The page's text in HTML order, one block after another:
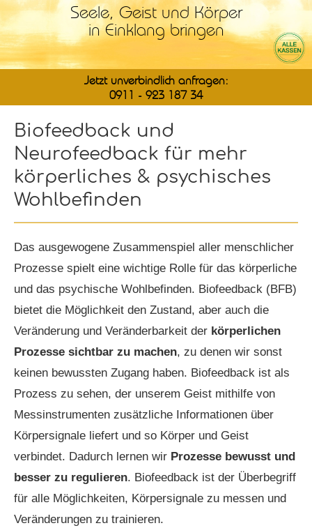
Jetzt unverbindlich anfragen:
0911 - 923 187 34
Seele, Geist und Körper
in Einklang bringen
Biofeedback und
Neurofeedback für mehr
körperliches & psychisches
Wohlbefinden
Das ausgewogene Zusammenspiel aller menschlicher
Prozesse spielt eine wichtige Rolle für das körperliche
und das psychische Wohlbefinden. Biofeedback (BFB)
bietet die Möglichkeit den Zustand, aber auch die
Veränderung und Veränderbarkeit der körperlichen
Prozesse sichtbar zu machen, zu denen wir sonst
keinen bewussten Zugang haben. Biofeedback ist als
Prozess zu sehen, der unserem Geist mithilfe von
Messinstrumenten zusätzliche Informationen über
Körpersignale liefert und so Körper und Geist
verbindet. Dadurch lernen wir Prozesse bewusst und
besser zu regulieren. Biofeedback ist der Überbegriff
für alle Möglichkeiten, Körpersignale zu messen und
Veränderungen zu trainieren.